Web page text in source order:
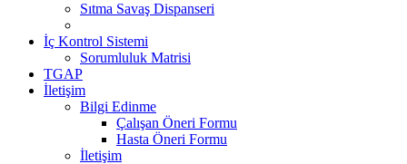
Sıtma Savaş Dispanseri
İç Kontrol Sistemi
Sorumluluk Matrisi
TGAP
İletişim
Bilgi Edinme
Çalışan Öneri Formu
Hasta Öneri Formu
İletişim